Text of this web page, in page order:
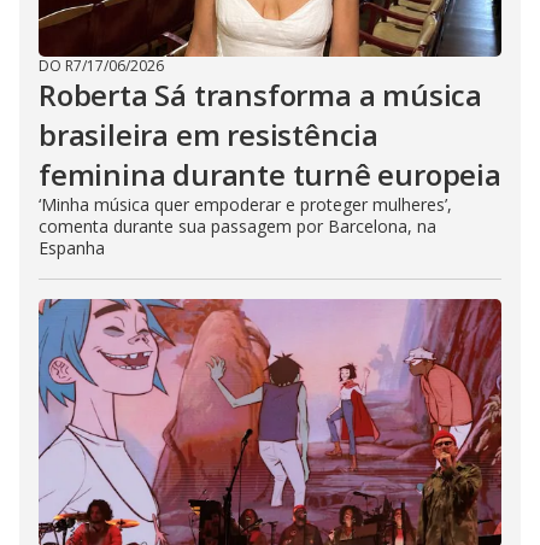
DO R7/17/06/2026
Roberta Sá transforma a música
brasileira em resistência
feminina durante turnê europeia
‘Minha música quer empoderar e proteger mulheres’,
comenta durante sua passagem por Barcelona, na
Espanha